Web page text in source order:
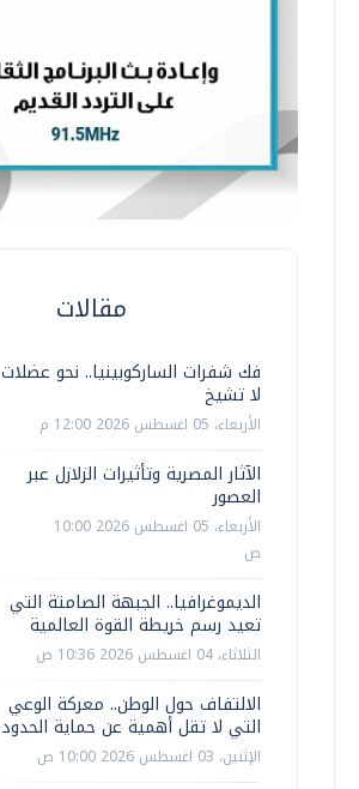
مقالات
فك شفرات الساركوبينيا.. نحو عضلات
لا تشيخ
الأربعاء، 05 اغسطس 2026 12:00 م
الآثار المصرية وتأثيرات الزلازل عبر
العصور
الأربعاء، 05 اغسطس 2026 10:00
ص
الديموغرافيا.. الجبهة الصامتة التي
تعيد رسم خريطة القوة العالمية
الثلاثاء، 04 اغسطس 2026 10:36 ص
الالتفاف حول الوطن.. معركة الوعي
التي لا تقل أهمية عن حماية الحدود
الإثنين، 03 اغسطس 2026 10:00 ص